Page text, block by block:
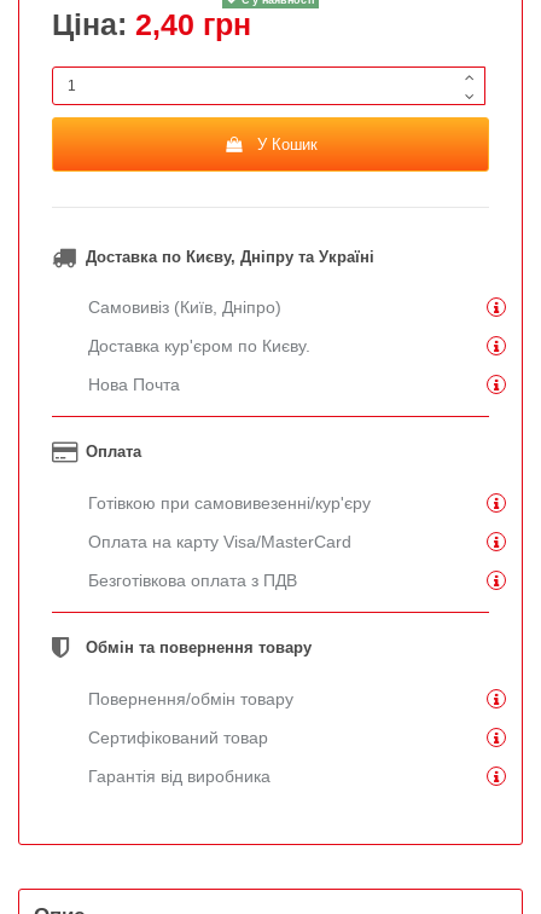
Ціна: 2,40 грн
У Кошик
Доставка по Києву, Дніпру та Україні
Самовивіз (Київ, Дніпро)
Доставка кур'єром по Києву.
Нова Почта
Оплата
Готівкою при самовивезенні/кур'єру
Оплата на карту Visa/MasterCard
Безготівкова оплата з ПДВ
Обмін та повернення товару
Повернення/обмін товару
Сертифікований товар
Гарантія від виробника